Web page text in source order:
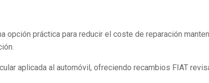
opción práctica para reducir el coste de reparación
aplicada al automóvil, ofreciendo recambios FIAT